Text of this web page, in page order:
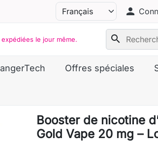
person
le jour même. search
Offres spéciales
Booster de nicotine
Gold Vape 20 mg –